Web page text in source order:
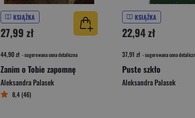
KSIĄŻKA
27,99 zł
44,90 zł - sugerowana cena detaliczna
Zanim o Tobie zapomnę
Aleksandra Palasek
8,4 (46)
KSIĄŻKA
22,94 zł
37,91 zł - sugerowana cena
Puste szkło
Aleksandra Palasek